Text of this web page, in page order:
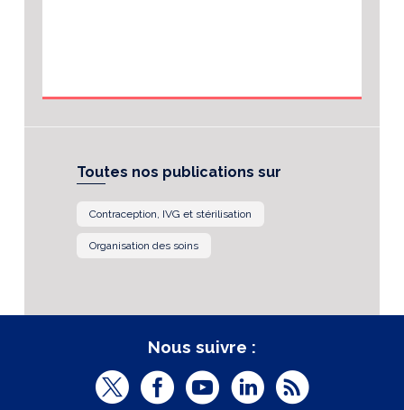
Toutes nos publications sur
Contraception, IVG et stérilisation
Organisation des soins
Nous suivre :
T
F
Y
L
R